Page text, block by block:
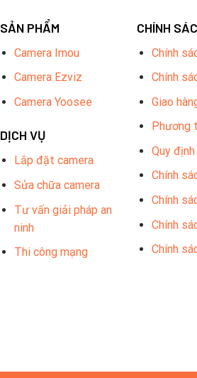
SẢN PHẨM
Camera Imou
Camera Ezviz
Camera Yoosee
DỊCH VỤ
Lắp đặt camera
Sửa chữa camera
Tư vấn giải pháp an
ninh
Thi công mạng
CHÍNH
Chính
Chính
Giao
Phương
Quy
Chính
Chính
Chính
Chính